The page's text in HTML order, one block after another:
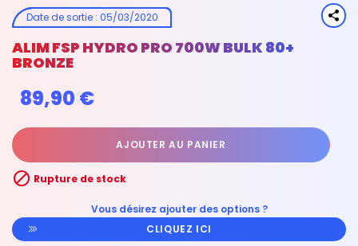
Date de sortie: 05/03/2020
ALIM FSP HYDRO PRO 700W BULK 80+
BRONZE
89,90 €
AJOUTER AU PANIER
 Rupture de stock
Vous désirez ajouter des options ?
CLIQUEZ ICI